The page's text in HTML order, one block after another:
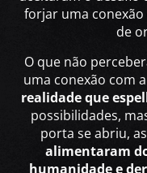
forjar uma
de
O que não
uma conexão com
realidade que
possibilidades,
porta se abriu,
alimentaram
humanidade e